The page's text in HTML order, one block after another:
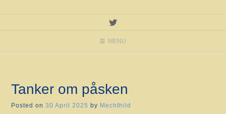
MENU
Tanker om påsken
Posted on30 April 2025 by Mechthild